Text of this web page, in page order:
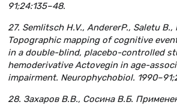
91;24:135–48.
27. Semlitsch H.V., AndererP., Saletu B.,
Topographic mapping of cognitive
in a double-blind, placebo-controlled
hemoderivative Actovegin in age-
impairment. Neurophychobiol.
28. Захаров В.В., Сосина В.Б.